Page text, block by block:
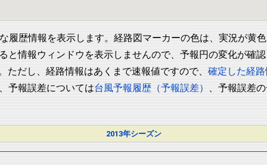
履歴情報を表示します。経路図マーカーの色は、実況が黄
と情報ウィンドウを表示しませんので、予報円の変化が確
だし、経路情報はあくまで速報値ですので、 確定した経
予報誤差については台風予報履歴（予報誤差） 、予報誤差
2013年シーズン